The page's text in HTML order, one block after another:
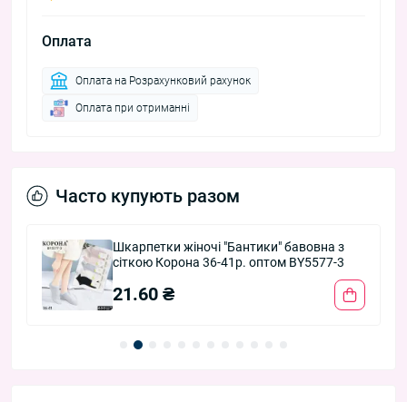
Оплата
Оплата на Розрахунковий рахунок
Оплата при отриманні
Часто купують разом
Шкарпетки жіночі "Бантики" бавовна з
сіткою Корона 36-41р. оптом BY5577-3
21.60 ₴